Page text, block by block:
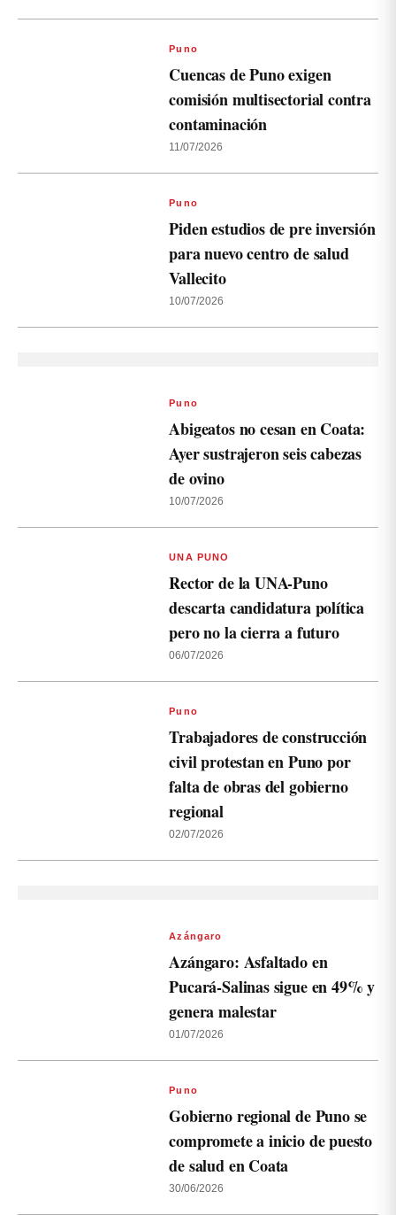
Puno
Cuencas de Puno exigen
comisión multisectorial contra
contaminación
11/07/2026
Puno
Piden estudios de pre inversión
para nuevo centro de salud
Vallecito
10/07/2026
Puno
Abigeatos no cesan en Coata:
Ayer sustrajeron seis cabezas
de ovino
10/07/2026
UNA PUNO
Rector de la UNA-Puno
descarta candidatura política
pero no la cierra a futuro
06/07/2026
Puno
Trabajadores de construcción
civil protestan en Puno por
falta de obras del gobierno
regional
02/07/2026
Azángaro
Azángaro: Asfaltado en
Pucará-Salinas sigue en 49% y
genera malestar
01/07/2026
Puno
Gobierno regional de Puno se
compromete a inicio de puesto
de salud en Coata
30/06/2026